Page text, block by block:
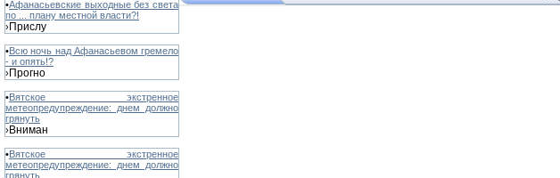
•Афанасьевские выходные без света
по ... плану местной власти?!
›Прислу
•Всю ночь над Афанасьевом гремело
- и опять!?
›Прогно
•Вятское экстренное
метеопредупреждение: днем должно
грянуть
›Вниман
•Вятское экстренное
метеопредупреждение: днем должно
грянуть